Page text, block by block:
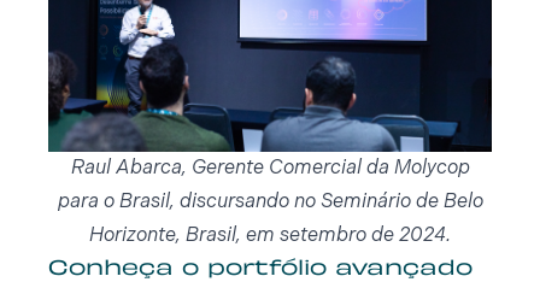
Raul Abarca, Gerente Comercial da Molycop
para o Brasil, discursando no Seminário de Belo
Horizonte, Brasil, em setembro de 2024.
Conheça o portfólio avançado